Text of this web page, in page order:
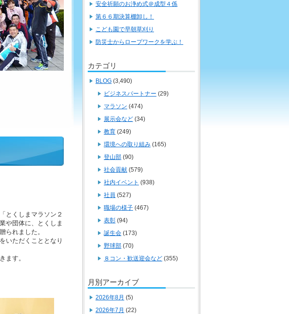
とくしまマラソン２
や団体に、とくしま
られました。
いただくこととなり
ます。
安全祈願のお浄め式＠成型４係
第６６期決算棚卸し！
こども園で早朝草刈り
防災士からロープワークを学ぶ！
カテゴリ
BLOG (3,490)
ビジネスパートナー (29)
マラソン (474)
展示会など (34)
教育 (249)
環境への取り組み (165)
登山部 (90)
社会貢献 (579)
社内イベント (938)
社員 (527)
職場の様子 (467)
表彰 (94)
誕生会 (173)
野球部 (70)
８コン・歓送迎会など (355)
月別アーカイブ
2026年8月 (5)
2026年7月 (22)